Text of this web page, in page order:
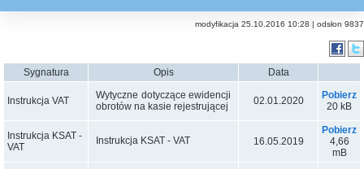
modyfikacja 25.10.2016 10:28 | odsłon 9837
Sygnatura Opis Data
Instrukcja VAT
Wytyczne dotyczące ewidencji
obrotów na kasie rejestrującej
02.01.2020
Pobierz
20 kB
Instrukcja KSAT -
VAT
Instrukcja KSAT - VAT 16.05.2019
Pobierz
4,66
mB